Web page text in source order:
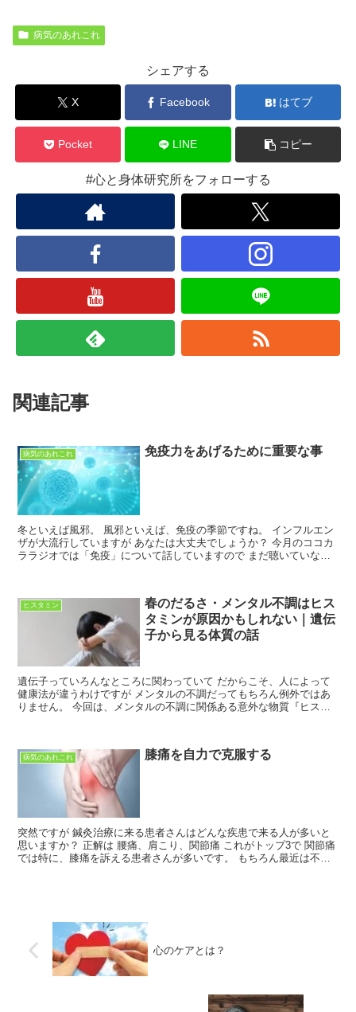
病気のあれこれ
シェアする
X Facebook はてブ
Pocket LINE コピー
#心と身体研究所をフォローする
関連記事
病気のあれこれ 免疫力をあげるために重要な事
冬といえば風邪。 風邪といえば、免疫の季節ですね。 インフルエン
ザが大流行していますが あなたは大丈夫でしょうか？ 今月のココカ
ララジオでは「免疫」について話していますので まだ聴いていない
ヒスタミン
春のだるさ・メンタル不調はヒス
タミンが原因かもしれない｜遺伝
子から見る体質の話
遺伝子っていろんなところに関わっていて だからこそ、人によって
健康法が違うわけですが メンタルの不調だってもちろん例外ではあ
りません。 今回は、メンタルの不調に関係ある意外な物質『ヒスタ
病気のあれこれ 膝痛を自力で克服する
突然ですが 鍼灸治療に来る患者さんはどんな疾患で来る人が多いと
思いますか？ 正解は 腰痛、肩こり、関節痛 これがトップ3で 関節痛
では特に、膝痛を訴える患者さんが多いです。 もちろん最近は不妊
心のケアとは？